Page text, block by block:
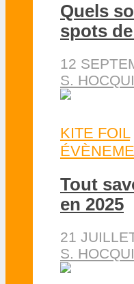
Quels
spots
12
S.
KITE FOIL
Tout
en 2025
21
S.